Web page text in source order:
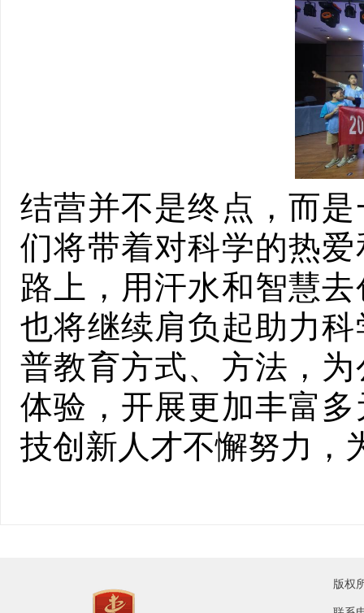
结营并不是终点，而
们将带着对科学的热
路上，用汗水和智慧
也将继续肩负起助力
普教育方式、方法，
体验，开展更加丰富
技创新人才不懈努力，
版权